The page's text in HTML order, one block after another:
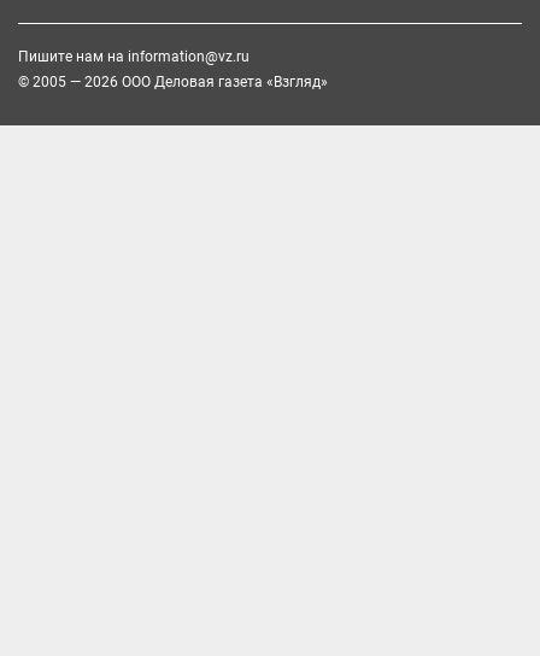
Пишите нам на information@vz.ru
© 2005 — 2026 ООО Деловая газета «Взгляд»